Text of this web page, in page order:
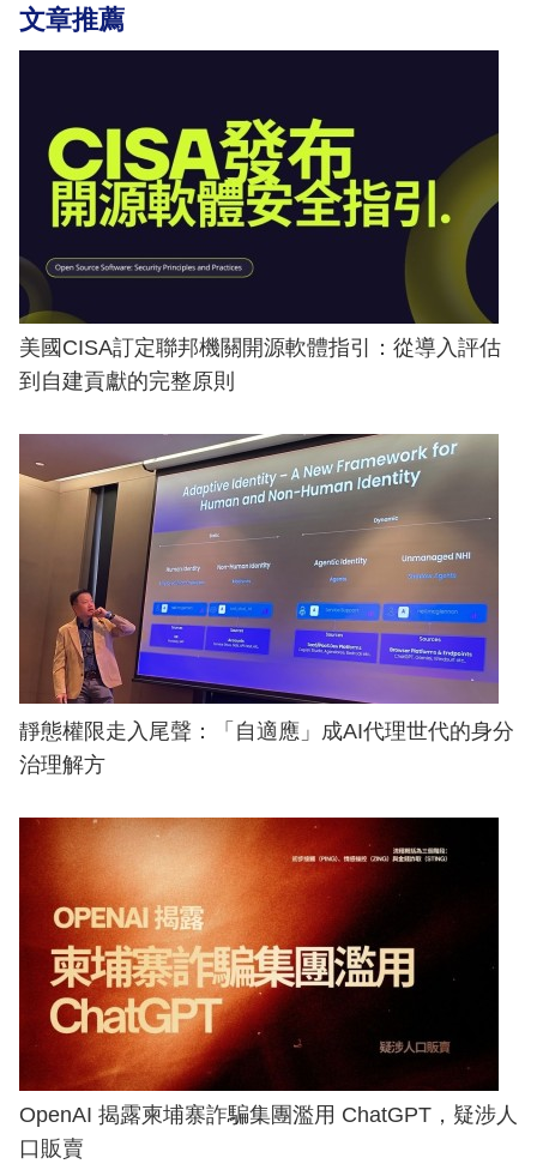
文章推薦
美國CISA訂定聯邦機關開源軟體指引：從導入評估
到自建貢獻的完整原則
靜態權限走入尾聲：「自適應」成AI代理世代的身分
治理解方
OpenAI 揭露柬埔寨詐騙集團濫用 ChatGPT，疑涉人
口販賣